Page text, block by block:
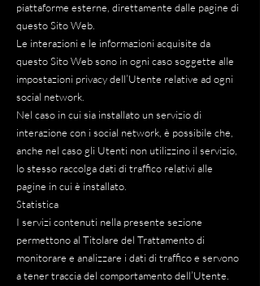
piattaforme esterne, direttamente dalle pagine di
questo Sito Web.
Le interazioni e le informazioni acquisite da
questo Sito Web sono in ogni caso soggette alle
impostazioni privacy dell’Utente relative ad ogni
social network.
Nel caso in cui sia installato un servizio di
interazione con i social network, è possibile che,
anche nel caso gli Utenti non utilizzino il servizio,
lo stesso raccolga dati di traffico relativi alle
pagine in cui è installato.
Statistica
I servizi contenuti nella presente sezione
permettono al Titolare del Trattamento di
monitorare e analizzare i dati di traffico e servono
a tener traccia del comportamento dell’Utente.